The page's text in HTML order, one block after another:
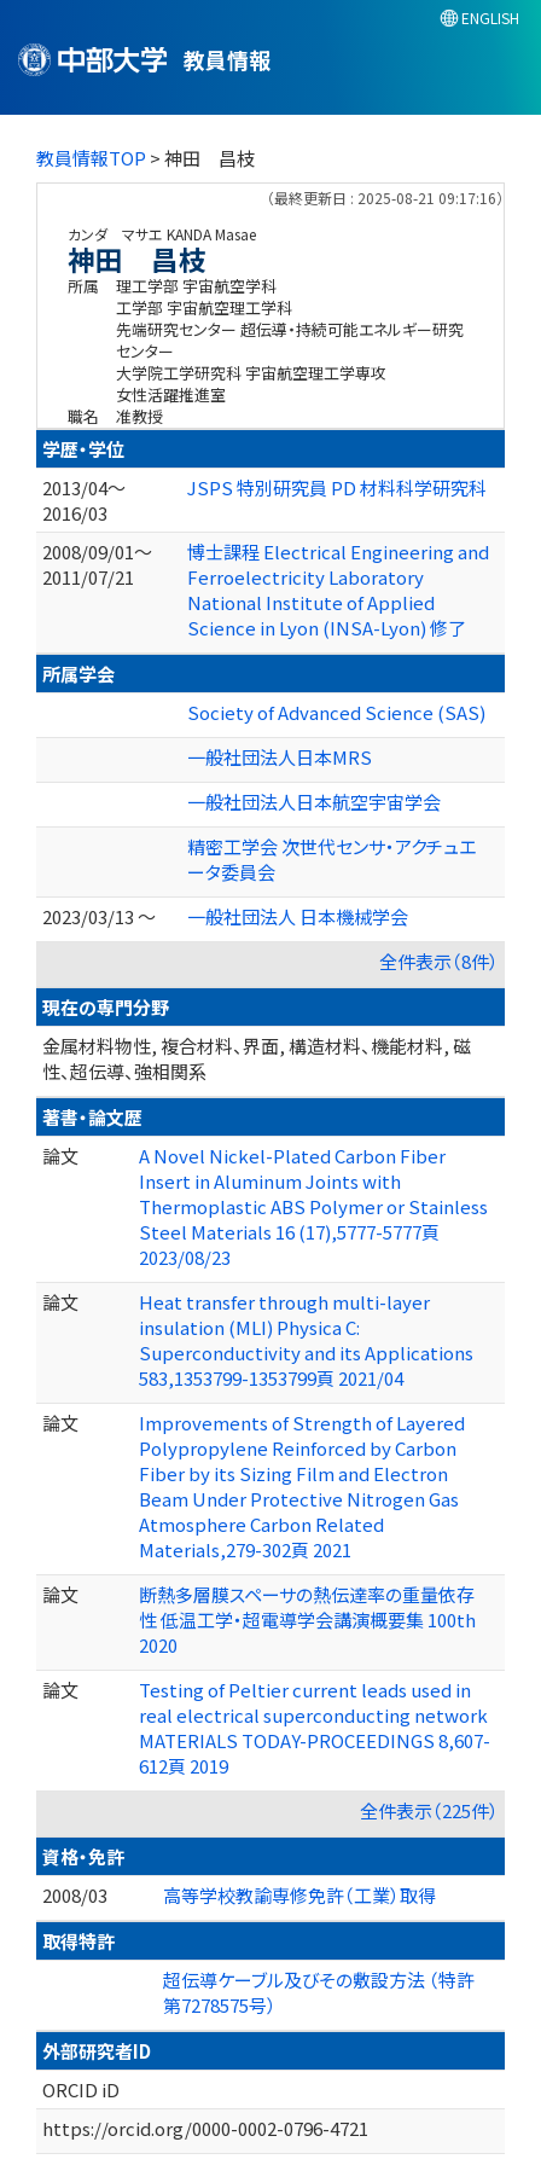
教員情報
ENGLISH
教員情報TOP > 神田 昌枝
（最終更新日 : 2025-08-21 09:17:16）
カンダ マサエ KANDA Masae
神田 昌枝
所属
理工学部 宇宙航空学科
工学部 宇宙航空理工学科
先端研究センター 超伝導・持続可能エネルギー研究
センター
大学院工学研究科 宇宙航空理工学専攻
女性活躍推進室
職名
准教授
学歴・学位
2013/04～
2016/03
JSPS 特別研究員 PD 材料科学研究科
2008/09/01～
2011/07/21
博士課程 Electrical Engineering and
Ferroelectricity Laboratory
National Institute of Applied
Science in Lyon (INSA-Lyon) 修了
所属学会
Society of Advanced Science (SAS)
一般社団法人日本MRS
一般社団法人日本航空宇宙学会
精密工学会 次世代センサ・アクチュエ
ータ委員会
2023/03/13 ～
一般社団法人 日本機械学会
全件表示（8件）
現在の専門分野
金属材料物性, 複合材料、界面, 構造材料、機能材料, 磁
性、超伝導、強相関系
著書・論文歴
論文
A Novel Nickel-Plated Carbon Fiber
Insert in Aluminum Joints with
Thermoplastic ABS Polymer or Stainless
Steel Materials 16 (17),5777-5777頁
2023/08/23
論文
Heat transfer through multi-layer
insulation (MLI) Physica C:
Superconductivity and its Applications
583,1353799-1353799頁 2021/04
論文
Improvements of Strength of Layered
Polypropylene Reinforced by Carbon
Fiber by its Sizing Film and Electron
Beam Under Protective Nitrogen Gas
Atmosphere Carbon Related
Materials,279-302頁 2021
論文
断熱多層膜スペーサの熱伝達率の重量依存
性 低温工学・超電導学会講演概要集 100th
2020
論文
Testing of Peltier current leads used in
real electrical superconducting network
MATERIALS TODAY-PROCEEDINGS 8,607-
612頁 2019
全件表示（225件）
資格・免許
2008/03
高等学校教諭専修免許（工業）取得
取得特許
超伝導ケーブル及びその敷設方法 （特許
第7278575号）
外部研究者ID
ORCID iD
https://orcid.org/0000-0002-0796-4721